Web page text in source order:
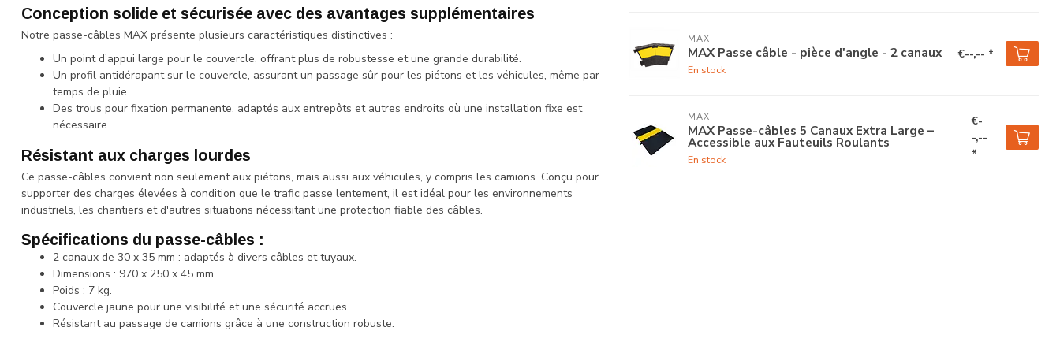
Conception solide et sécurisée avec des avantages supplémentaires
Notre passe-câbles MAX présente plusieurs caractéristiques distinctives :
Un point d’appui large pour le couvercle, offrant plus de robustesse et une grande durabilité.
Un profil antidérapant sur le couvercle, assurant un passage sûr pour les piétons et les véhicules, même par
temps de pluie.
Des trous pour fixation permanente, adaptés aux entrepôts et autres endroits où une installation fixe est
nécessaire.
Résistant aux charges lourdes
Ce passe-câbles convient non seulement aux piétons, mais aussi aux véhicules, y compris les camions. Conçu pour
supporter des charges élevées à condition que le trafic passe lentement, il est idéal pour les environnements
industriels, les chantiers et d'autres situations nécessitant une protection fiable des câbles.
Spécifications du passe-câbles :
2 canaux de 30 x 35 mm : adaptés à divers câbles et tuyaux.
Dimensions : 970 x 250 x 45 mm.
Poids : 7 kg.
Couvercle jaune pour une visibilité et une sécurité accrues.
Résistant au passage de camions grâce à une construction robuste.
MAX
MAX Passe câble - pièce d'angle - 2 canaux
En stock
€--,-- *
MAX
MAX Passe-câbles 5 Canaux Extra Large –
Accessible aux Fauteuils Roulants
En stock
€-
-,--
*